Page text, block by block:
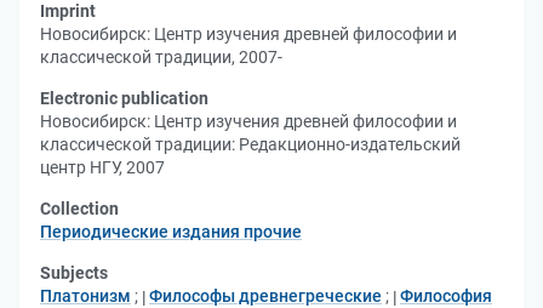
Imprint
Новосибирск: Центр изучения древней философии и
классической традиции, 2007-
Electronic publication
Новосибирск: Центр изучения древней философии и
классической традиции: Редакционно-издательский
центр НГУ, 2007
Collection
Периодические издания прочие
Subjects
Платонизм ; Философы древнегреческие ; Философия